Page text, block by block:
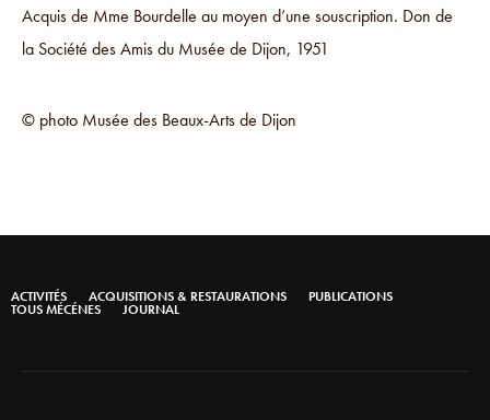
Acquis de Mme Bourdelle au moyen d’une souscription. Don de
la Société des Amis du Musée de Dijon, 1951
© photo Musée des Beaux-Arts de Dijon
ACTIVITÉS ACQUISITIONS & RESTAURATIONS PUBLICATIONS
TOUS MÉCÉNES JOURNAL